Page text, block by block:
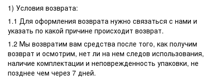
1) Условия возврата:
1.1 Для оформления возврата нужно связаться с нами и
указать по какой причине происходит возврат.
1.2 Мы возвратим вам средства после того, как получим
возврат и осмотрим, нет ли на нем следов использования,
наличие комплектации и неповрежденность упаковки, не
позднее чем через 7 дней.